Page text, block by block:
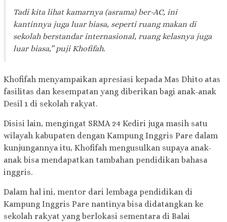
Tadi kita lihat kamarnya (asrama) ber-AC, ini
kantinnya juga luar biasa, seperti ruang makan di
sekolah berstandar internasional, ruang kelasnya juga
luar biasa,” puji Khofifah.
Khofifah menyampaikan apresiasi kepada Mas Dhito atas
fasilitas dan kesempatan yang diberikan bagi anak-anak
Desil 1 di sekolah rakyat.
Disisi lain, mengingat SRMA 24 Kediri juga masih satu
wilayah kabupaten dengan Kampung Inggris Pare dalam
kunjungannya itu, Khofifah mengusulkan supaya anak-
anak bisa mendapatkan tambahan pendidikan bahasa
inggris.
Dalam hal ini, mentor dari lembaga pendidikan di
Kampung Inggris Pare nantinya bisa didatangkan ke
sekolah rakyat yang berlokasi sementara di Balai